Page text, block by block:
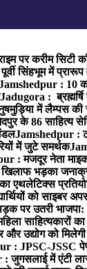
पर करीम सिटी
सिंहभूम में
: 10
Jadugora : ब्रह्मर्षि
में लैम्पस की
के 86 साहित्य
Jamshedpur :
में जुटे समर्थक
: मजदूर नेता
खिलाफ भड़का
एथलेटिक्स
को साइबर
पर उतरी भाजपा:
साहित्यकारों
उद्योग को
: JPSC-JSSC
जुगसलाई में एंटी